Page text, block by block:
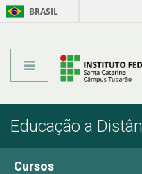
BRASIL
Educação a
Cursos